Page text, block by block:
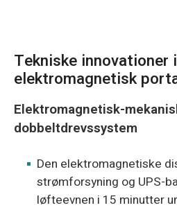
Tekniske innovationer
elektromagnetisk
Elektromagnetisk-
dobbeltdrevssystem
Den elektromagnetiske
strømforsyning og UPS-
løfteevnen i 15 minutter